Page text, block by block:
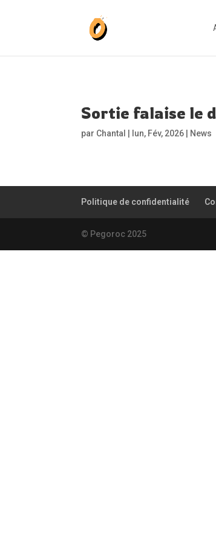
Sortie falaise le
par Chantal lun, Fév, 2026 News
Politique de confidentialité
© Pegoroc 2025